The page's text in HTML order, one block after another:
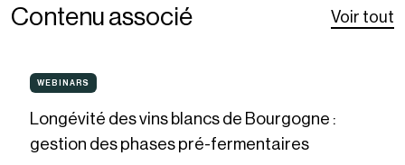
Contenu associé Voir tout
Longévité
des
vins
blancs
WEBINARS
WEBINARS
Longévité des vins blancs de Bourgogne :
gestion des phases pré-fermentaires